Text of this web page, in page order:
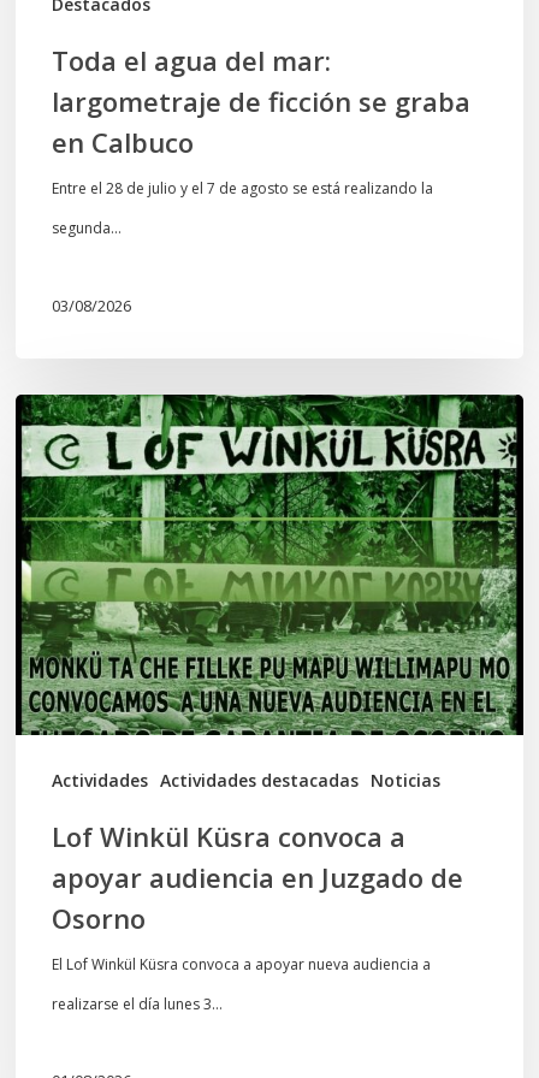
Destacados
Toda el agua del mar:
largometraje de ficción se graba
en Calbuco
Entre el 28 de julio y el 7 de agosto se está realizando la
segunda…
03/08/2026
Actividades Actividades destacadas Noticias
Lof
Winkül
Küsra
convoca
a
apoyar
audiencia
en
Juzgado
Lof Winkül Küsra convoca a
apoyar audiencia en Juzgado de
Osorno
El Lof Winkül Küsra convoca a apoyar nueva audiencia a
realizarse el día lunes 3…